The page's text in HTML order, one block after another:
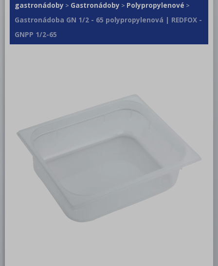
Pizza program
Konvektomaty
Šokery
Regálový systém
Drop In - Monoblok
Bufety, drop-in, vitríny, výdejní vany a
RM
REDFOX 600
gastronádoby > Gastronádoby > Polypropylenové >
Gastronádoba GN 1/2 - 65 polypropylenová | REDFOX -
GNPP 1/2-65